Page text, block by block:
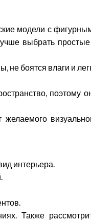
модели с
выбрать
боятся влаги и
поэтому
интерьера.
Также